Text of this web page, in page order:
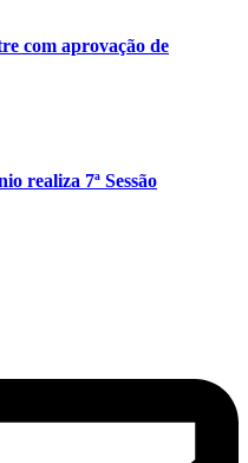
com aprovação de
realiza 7ª Sessão